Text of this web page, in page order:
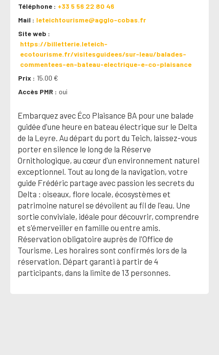
Téléphone
+33 5 56 22 80 46
Mail
leteichtourisme@agglo-cobas.fr
Site web
https://billetterie.leteich-
ecotourisme.fr/visitesguidees/sur-leau/balades-
commentees-en-bateau-electrique-e-co-plaisance
Prix
15.00 €
Accès PMR
oui
Embarquez avec Éco Plaisance BA pour une balade
guidée d'une heure en bateau électrique sur le Delta
de la Leyre. Au départ du port du Teich, laissez-vous
porter en silence le long de la Réserve
Ornithologique, au cœur d'un environnement naturel
exceptionnel. Tout au long de la navigation, votre
guide Frédéric partage avec passion les secrets du
Delta : oiseaux, flore locale, écosystèmes et
patrimoine naturel se dévoilent au fil de l'eau. Une
sortie conviviale, idéale pour découvrir, comprendre
et s'émerveiller en famille ou entre amis.
Réservation obligatoire auprès de l'Office de
Tourisme. Les horaires sont confirmés lors de la
réservation. Départ garanti à partir de 4
participants, dans la limite de 13 personnes.